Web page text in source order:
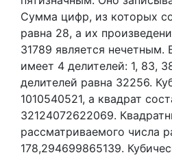
Сумма цифр, из которых
равна 28, а их
31789 является нечетным.
имеет 4 делителей: 1, 83,
делителей равна 32256.
1010540521, а квадрат
32124072622069.
рассматриваемого числа
178,294699865139.